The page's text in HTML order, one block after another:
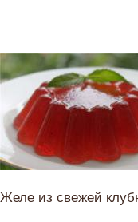
Желе из свежей